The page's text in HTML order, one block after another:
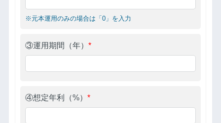
※元本運用のみの場合は「0」を入力
③運用期間（年） *
④想定年利（%） *